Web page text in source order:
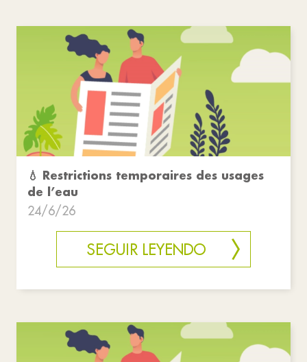
💧 Restrictions temporaires des usages
de l’eau
24/6/26
SEGUIR LEYENDO